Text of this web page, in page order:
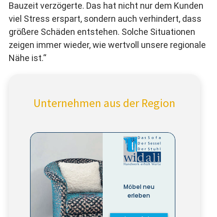
Bauzeit verzögerte. Das hat nicht nur dem Kunden
viel Stress erspart, sondern auch verhindert, dass
größere Schäden entstehen. Solche Situationen
zeigen immer wieder, wie wertvoll unsere regionale
Nähe ist.“
Unternehmen aus der Region